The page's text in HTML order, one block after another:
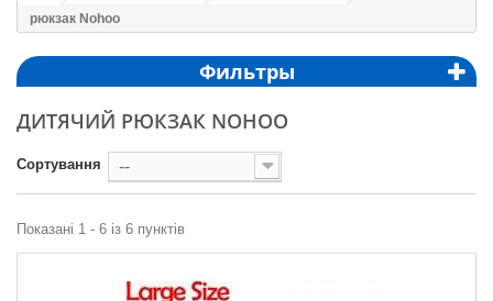
рюкзак Nohoo
Фильтры
ДИТЯЧИЙ РЮКЗАК NOHOO
Сортування --
Показані 1 - 6 із 6 пунктів